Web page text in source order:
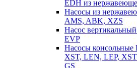
EDH из
Насосы из
AMS, ABK, XZS
Насос
EVP
Насосы
XST, LEN, LEP,
GS